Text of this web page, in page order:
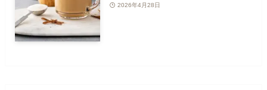
2026年4月28日